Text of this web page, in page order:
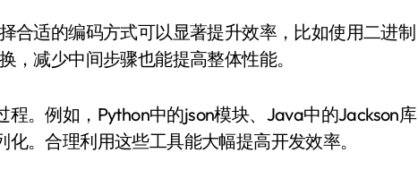
合适的编码方式可以显著提升效率，比如使用二进制
，减少中间步骤也能提高整体性能。
。例如，Python中的json模块、Java中的Jackson库
。合理利用这些工具能大幅提高开发效率。